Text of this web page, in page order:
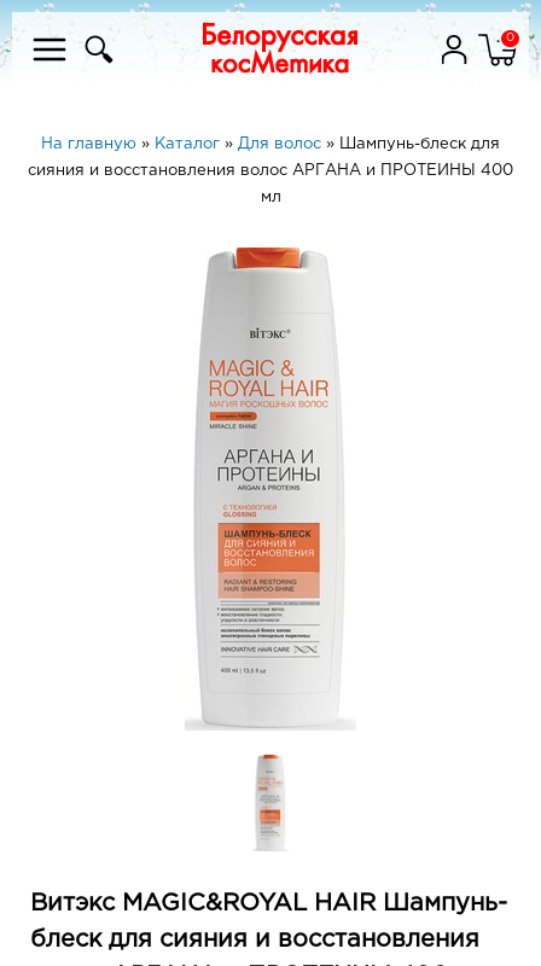
0
На главную » Каталог » Для волос »
Шампунь-блеск для
сияния и восстановления волос АРГАНА и ПРОТЕИНЫ 400
мл
Витэкс MAGIC&ROYAL HAIR Шампунь-
блеск для сияния и восстановления